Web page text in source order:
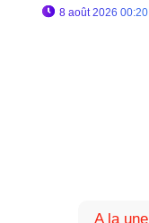
8 août 2026 00:20
A la une